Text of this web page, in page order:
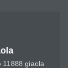
11888 giaola